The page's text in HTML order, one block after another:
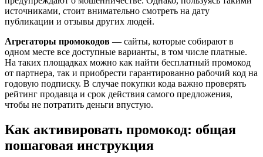
источниками, стоит внимательно смотреть на дату
публикации и отзывы других людей.
Агрегаторы промокодов — сайты, которые собирают в
одном месте все доступные варианты, в том числе платные.
На таких площадках можно как найти бесплатный промокод
от партнера, так и приобрести гарантированно рабочий код на
годовую подписку. В случае покупки кода важно проверять
рейтинг продавца и срок действия самого предложения,
чтобы не потратить деньги впустую.
Как активировать промокод: общая
пошаговая инструкция